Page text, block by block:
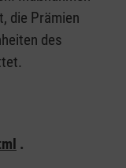
die Prämien
des
.